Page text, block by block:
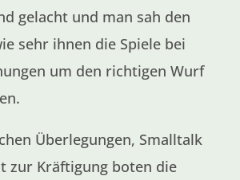
gelacht und man sah den
sehr ihnen die Spiele bei
um den richtigen Wurf
Überlegungen, Smalltalk
zur Kräftigung boten die